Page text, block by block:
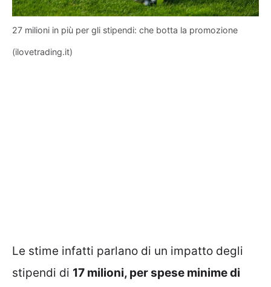
27 milioni in più per gli stipendi: che botta la promozione
(ilovetrading.it)
Le stime infatti parlano di un impatto degli
stipendi di 17 milioni, per spese minime di